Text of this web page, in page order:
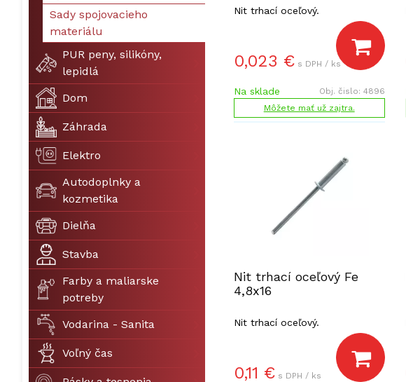
Nit trhací oceľový.
0,023 € s DPH / ks
Na sklade Obj. čislo: 4896
Môžete mať už zajtra.
Nit trhací oceľový Fe
4,8x16
Nit trhací oceľový.
0,11 € s DPH / ks
Sady spojovacieho
materiálu
PUR peny, silikóny,
lepidlá
Dom
Záhrada
Elektro
Autodoplnky a
kozmetika
Dielňa
Stavba
Farby a maliarske
potreby
Vodarina - Sanita
Voľný čas